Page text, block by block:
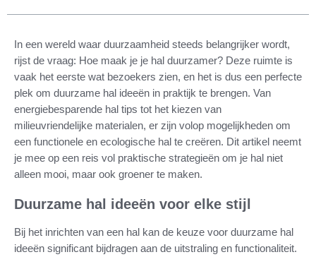
In een wereld waar duurzaamheid steeds belangrijker wordt,
rijst de vraag: Hoe maak je je hal duurzamer? Deze ruimte is
vaak het eerste wat bezoekers zien, en het is dus een perfecte
plek om duurzame hal ideeën in praktijk te brengen. Van
energiebesparende hal tips tot het kiezen van
milieuvriendelijke materialen, er zijn volop mogelijkheden om
een functionele en ecologische hal te creëren. Dit artikel neemt
je mee op een reis vol praktische strategieën om je hal niet
alleen mooi, maar ook groener te maken.
Duurzame hal ideeën voor elke stijl
Bij het inrichten van een hal kan de keuze voor duurzame hal
ideeën significant bijdragen aan de uitstraling en functionaliteit.